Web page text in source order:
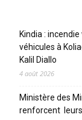
Kindia :
véhicules à
Kalil Diallo
4 août 2026
Ministère des
renforcent